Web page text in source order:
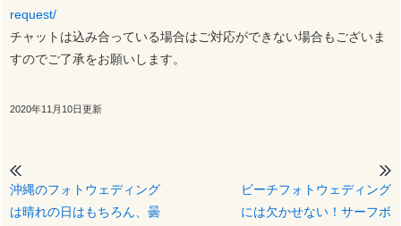
request/
チャットは込み合っている場合はご対応ができない場合もございま
すのでご了承をお願いします。
2020年11月10日更新
沖縄のフォトウェディング
は晴れの日はもちろん、曇
ビーチフォトウェディング
には欠かせない！サーフボ